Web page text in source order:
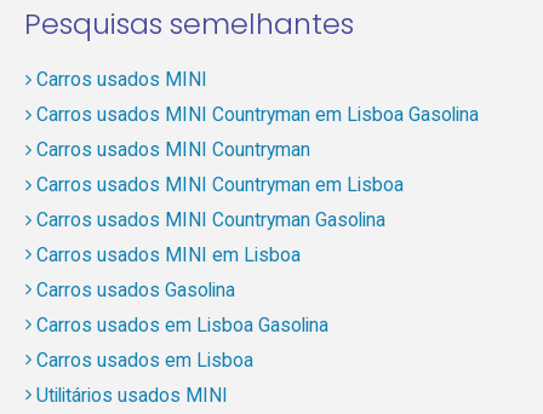
Pesquisas semelhantes
Carros usados MINI
Carros usados MINI Countryman em Lisboa Gasolina
Carros usados MINI Countryman
Carros usados MINI Countryman em Lisboa
Carros usados MINI Countryman Gasolina
Carros usados MINI em Lisboa
Carros usados Gasolina
Carros usados em Lisboa Gasolina
Carros usados em Lisboa
Utilitários usados MINI